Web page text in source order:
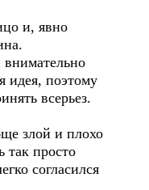
и, явно
идея, поэтому
всерьез.
злой и плохо
так просто
согласился